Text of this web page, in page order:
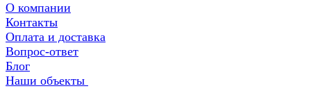
О компании
Контакты
Оплата и доставка
Вопрос-ответ
Блог
Наши объекты